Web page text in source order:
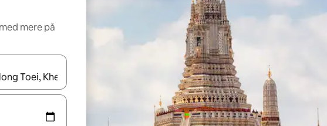
mere på
du navigere med piletasterne op og ned eller se mere ved at trykke eller stryge.